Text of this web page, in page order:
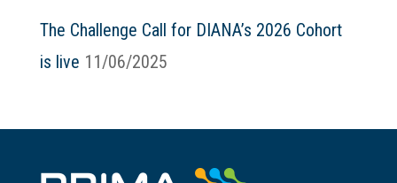
The Challenge Call for DIANA’s 2026 Cohort
is live 11/06/2025